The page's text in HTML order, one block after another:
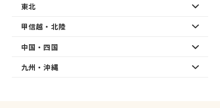
東北
甲信越・北陸
中国・四国
九州・沖縄